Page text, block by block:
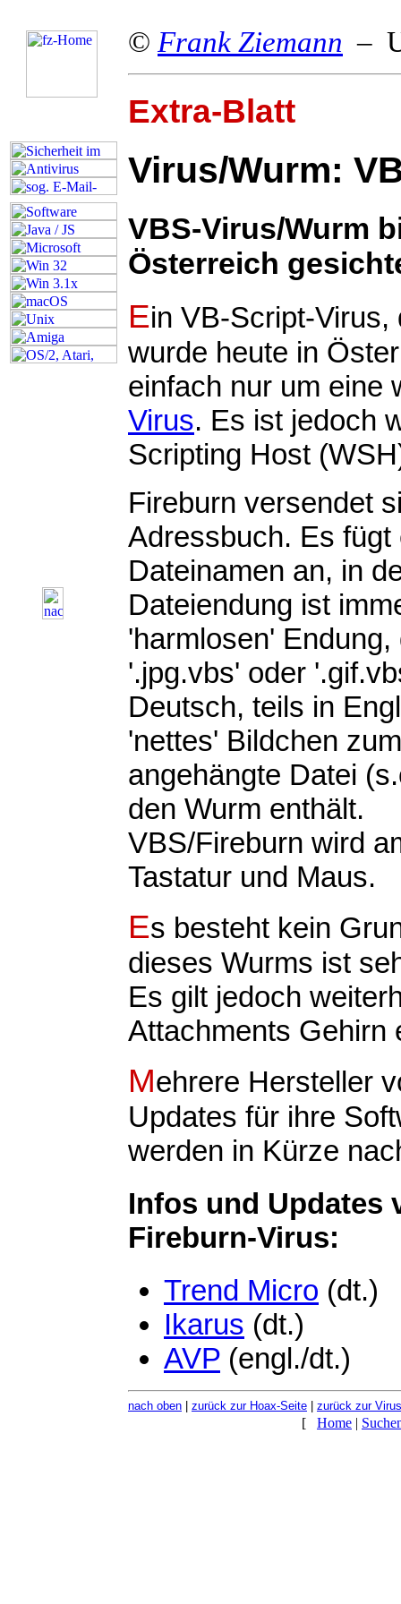
© Frank Ziemann –
Extra-Blatt
Virus/Wurm:
VBS-Virus/Wurm
Österreich
Ein VB-Script-
wurde heute in
einfach nur um eine
Virus. Es ist jedoch
Scripting Host
Fireburn versendet
Adressbuch. Es
Dateinamen an, in
Dateiendung ist
'harmlosen'
'.jpg.vbs' oder
Deutsch, teils in
'nettes' Bildchen
angehängte Datei
den Wurm enthält.
VBS/Fireburn wird
Tastatur und Maus.
Es besteht kein
dieses Wurms ist
Es gilt jedoch
Attachments Gehirn
Mehrere Hersteller
Updates für ihre
werden in Kürze
Infos und Updates
Fireburn-Virus:
Trend Micro (dt.)
Ikarus (dt.)
AVP (engl./dt.)
nach oben zurück zur Hoax-Seite zurück zur
[ Home |